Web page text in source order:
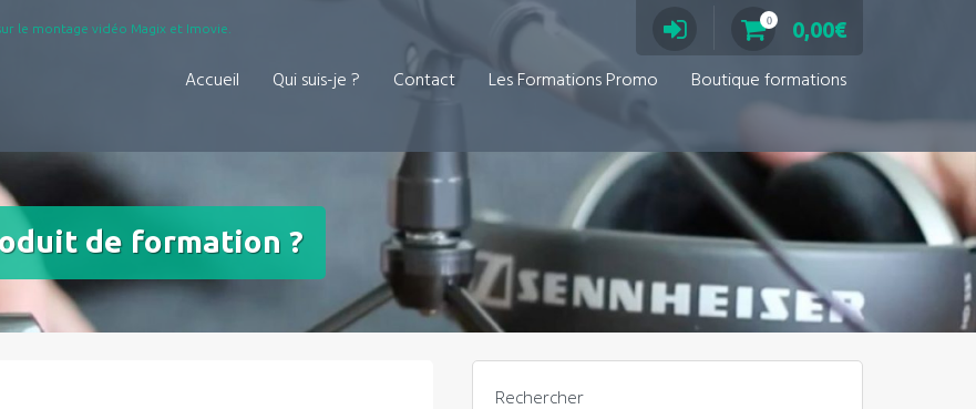
le montage vidéo Magix et Imovie.
0 0,00€
Accueil Qui suis-je ? Contact Les Formations Promo Boutique formations
de formation ?
Rechercher